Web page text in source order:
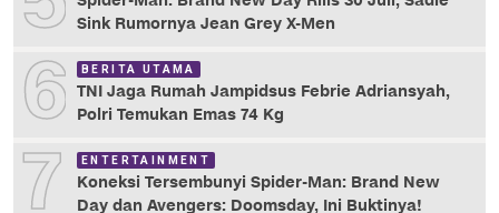
Sink Rumornya Jean Grey X-Men
6 BERITA UTAMA
TNI Jaga Rumah Jampidsus Febrie Adriansyah,
Polri Temukan Emas 74 Kg
7 ENTERTAINMENT
Koneksi Tersembunyi Spider-Man: Brand New
Day dan Avengers: Doomsday, Ini Buktinya!